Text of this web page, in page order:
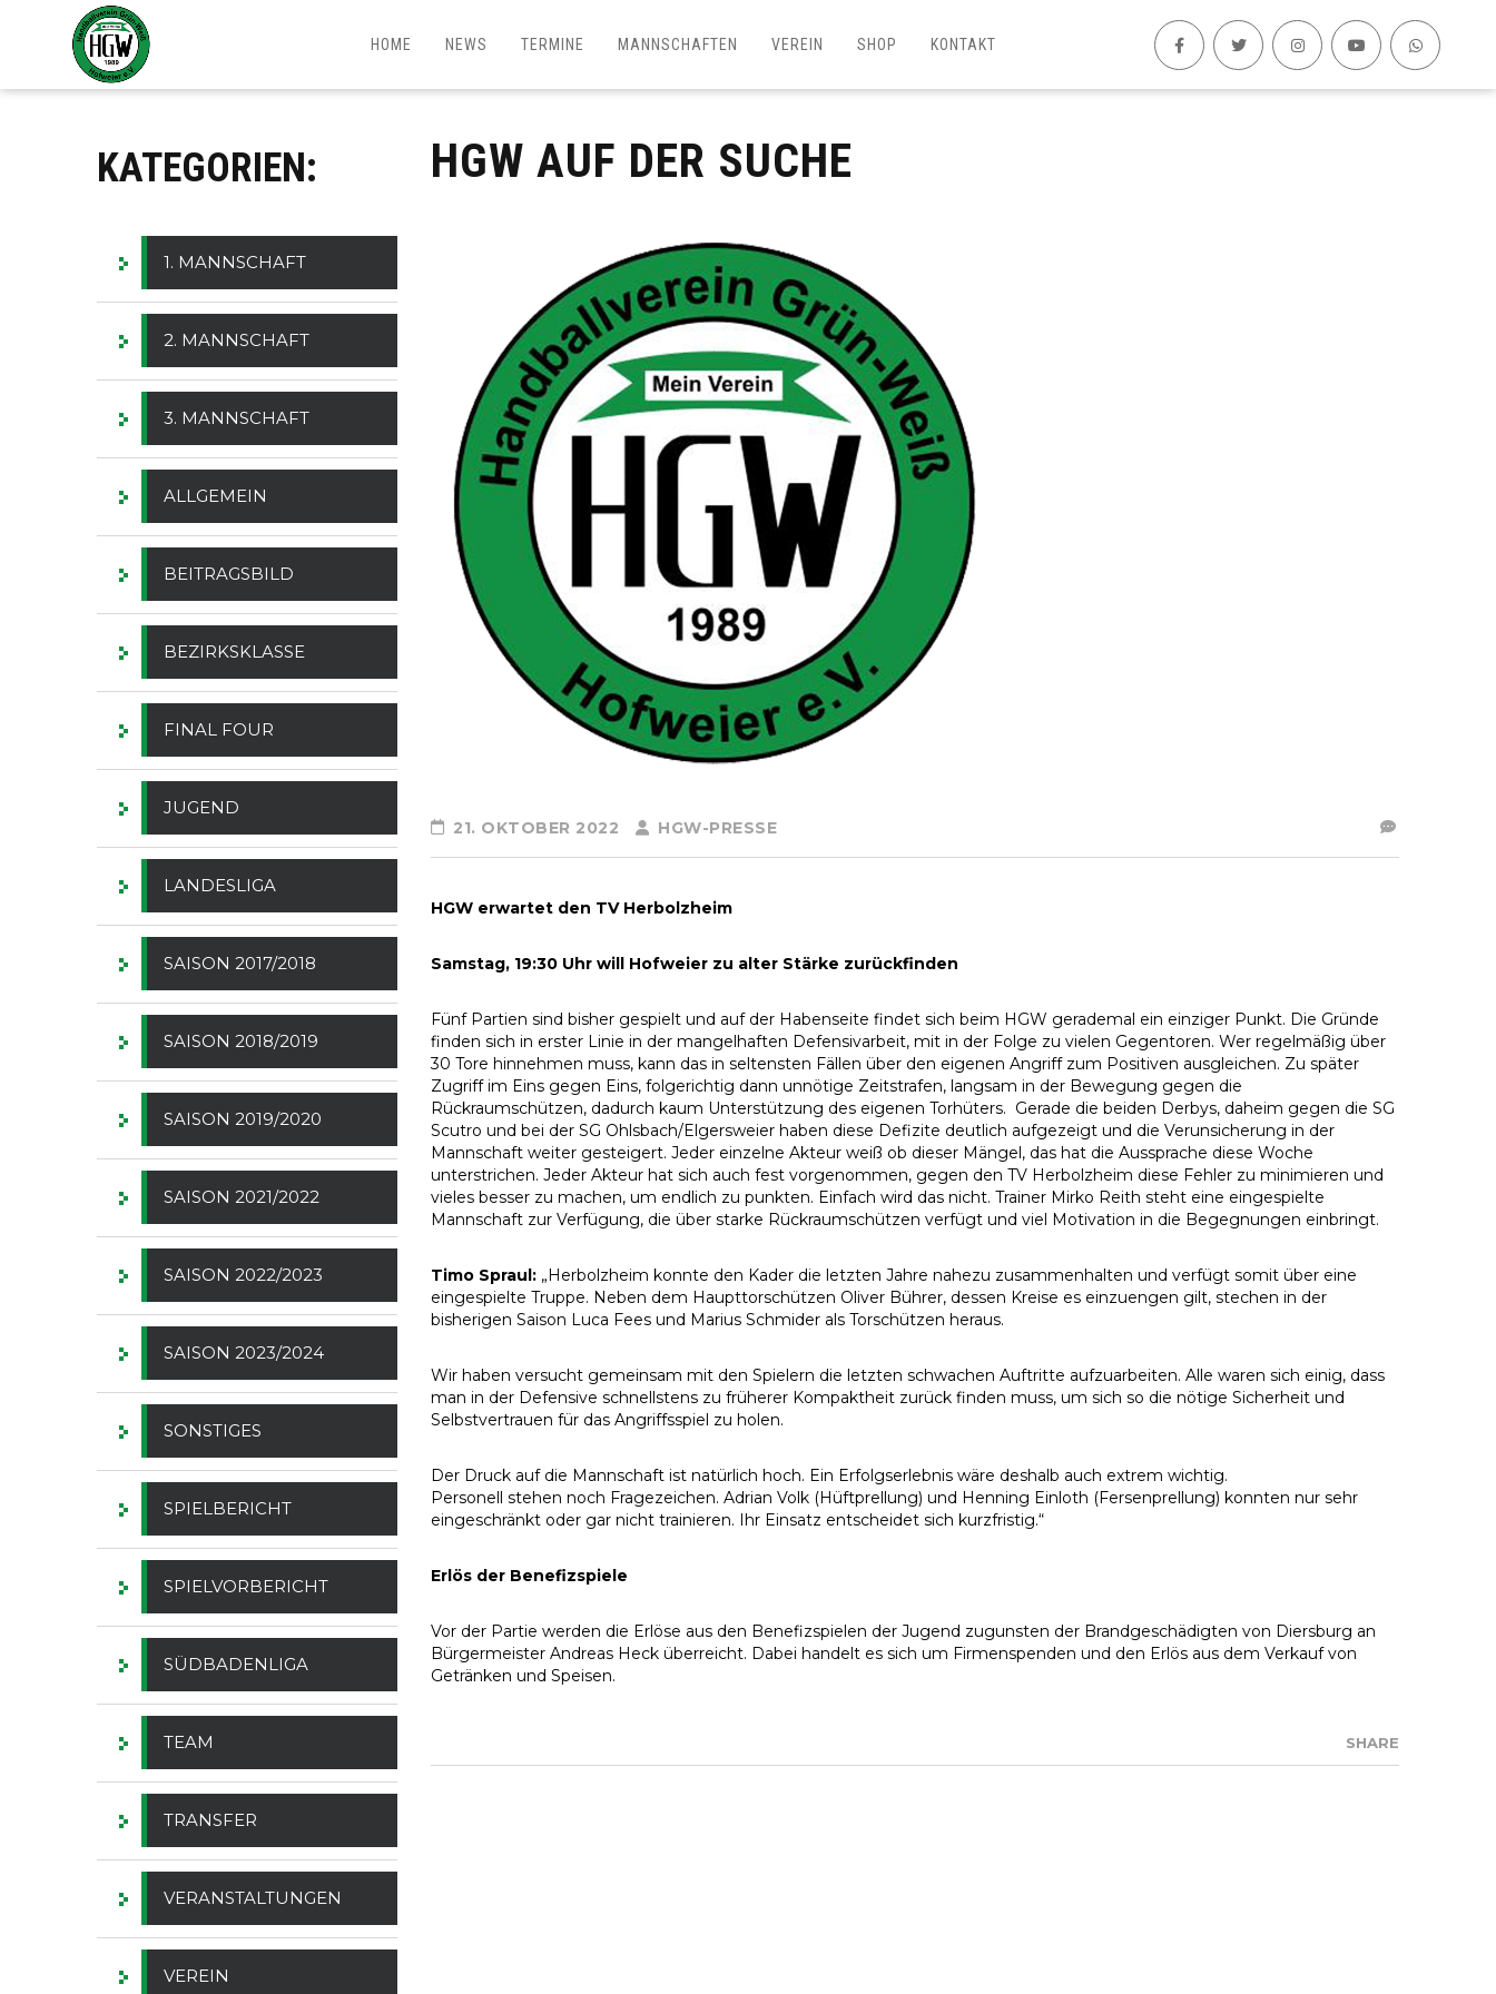
HOME NEWS TERMINE MANNSCHAFTEN VEREIN SHOP KONTAKT
HGW AUF DER SUCHE
21. OKTOBER 2022 HGW-PRESSE
HGW erwartet den TV Herbolzheim
Samstag, 19:30 Uhr will Hofweier zu alter Stärke zurückfinden
Fünf Partien sind bisher gespielt und auf der Habenseite findet sich beim HGW gerademal ein einziger Punkt. Die Gründe
finden sich in erster Linie in der mangelhaften Defensivarbeit, mit in der Folge zu vielen Gegentoren. Wer regelmäßig über
30 Tore hinnehmen muss, kann das in seltensten Fällen über den eigenen Angriff zum Positiven ausgleichen. Zu später
Zugriff im Eins gegen Eins, folgerichtig dann unnötige Zeitstrafen, langsam in der Bewegung gegen die
Rückraumschützen, dadurch kaum Unterstützung des eigenen Torhüters. Gerade die beiden Derbys, daheim gegen die SG
Scutro und bei der SG Ohlsbach/Elgersweier haben diese Defizite deutlich aufgezeigt und die Verunsicherung in der
Mannschaft weiter gesteigert. Jeder einzelne Akteur weiß ob dieser Mängel, das hat die Aussprache diese Woche
unterstrichen. Jeder Akteur hat sich auch fest vorgenommen, gegen den TV Herbolzheim diese Fehler zu minimieren und
vieles besser zu machen, um endlich zu punkten. Einfach wird das nicht. Trainer Mirko Reith steht eine eingespielte
Mannschaft zur Verfügung, die über starke Rückraumschützen verfügt und viel Motivation in die Begegnungen einbringt.
Timo Spraul: „Herbolzheim konnte den Kader die letzten Jahre nahezu zusammenhalten und verfügt somit über eine
eingespielte Truppe. Neben dem Haupttorschützen Oliver Bührer, dessen Kreise es einzuengen gilt, stechen in der
bisherigen Saison Luca Fees und Marius Schmider als Torschützen heraus.
Wir haben versucht gemeinsam mit den Spielern die letzten schwachen Auftritte aufzuarbeiten. Alle waren sich einig, dass
man in der Defensive schnellstens zu früherer Kompaktheit zurück finden muss, um sich so die nötige Sicherheit und
Selbstvertrauen für das Angriffsspiel zu holen.
Der Druck auf die Mannschaft ist natürlich hoch. Ein Erfolgserlebnis wäre deshalb auch extrem wichtig.
Personell stehen noch Fragezeichen. Adrian Volk (Hüftprellung) und Henning Einloth (Fersenprellung) konnten nur sehr
eingeschränkt oder gar nicht trainieren. Ihr Einsatz entscheidet sich kurzfristig.“
Erlös der Benefizspiele
Vor der Partie werden die Erlöse aus den Benefizspielen der Jugend zugunsten der Brandgeschädigten von Diersburg an
Bürgermeister Andreas Heck überreicht. Dabei handelt es sich um Firmenspenden und den Erlös aus dem Verkauf von
Getränken und Speisen.
SHARE
KATEGORIEN:
1. MANNSCHAFT
2. MANNSCHAFT
3. MANNSCHAFT
ALLGEMEIN
BEITRAGSBILD
BEZIRKSKLASSE
FINAL FOUR
JUGEND
LANDESLIGA
SAISON 2017/2018
SAISON 2018/2019
SAISON 2019/2020
SAISON 2021/2022
SAISON 2022/2023
SAISON 2023/2024
SONSTIGES
SPIELBERICHT
SPIELVORBERICHT
SÜDBADENLIGA
TEAM
TRANSFER
VERANSTALTUNGEN
VEREIN